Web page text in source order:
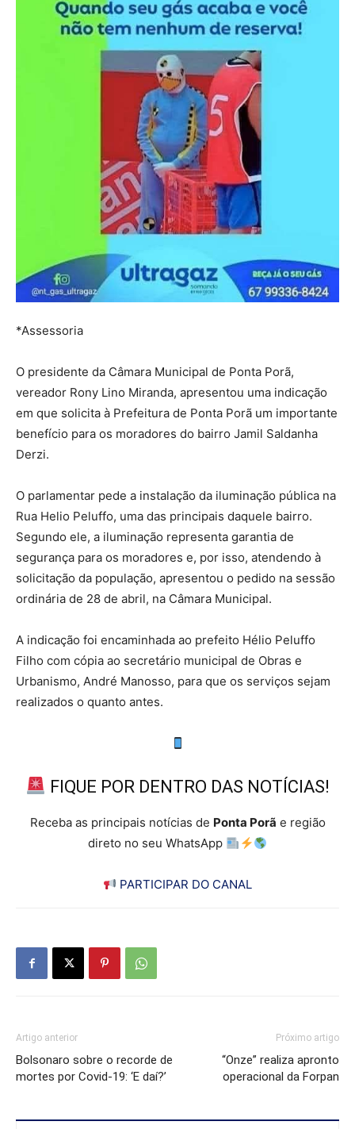
*Assessoria
O presidente da Câmara Municipal de Ponta Porã,
vereador Rony Lino Miranda, apresentou uma indicação
em que solicita à Prefeitura de Ponta Porã um importante
benefício para os moradores do bairro Jamil Saldanha
Derzi.
O parlamentar pede a instalação da iluminação pública na
Rua Helio Peluffo, uma das principais daquele bairro.
Segundo ele, a iluminação representa garantia de
segurança para os moradores e, por isso, atendendo à
solicitação da população, apresentou o pedido na sessão
ordinária de 28 de abril, na Câmara Municipal.
A indicação foi encaminhada ao prefeito Hélio Peluffo
Filho com cópia ao secretário municipal de Obras e
Urbanismo, André Manosso, para que os serviços sejam
realizados o quanto antes.
FIQUE POR DENTRO DAS NOTÍCIAS!
Receba as principais notícias de Ponta Porã e região
direto no seu WhatsApp
PARTICIPAR DO CANAL
Artigo anterior
Bolsonaro sobre o recorde de
mortes por Covid-19: ‘E daí?’
Próximo artigo
“Onze” realiza apronto
operacional da Forpan